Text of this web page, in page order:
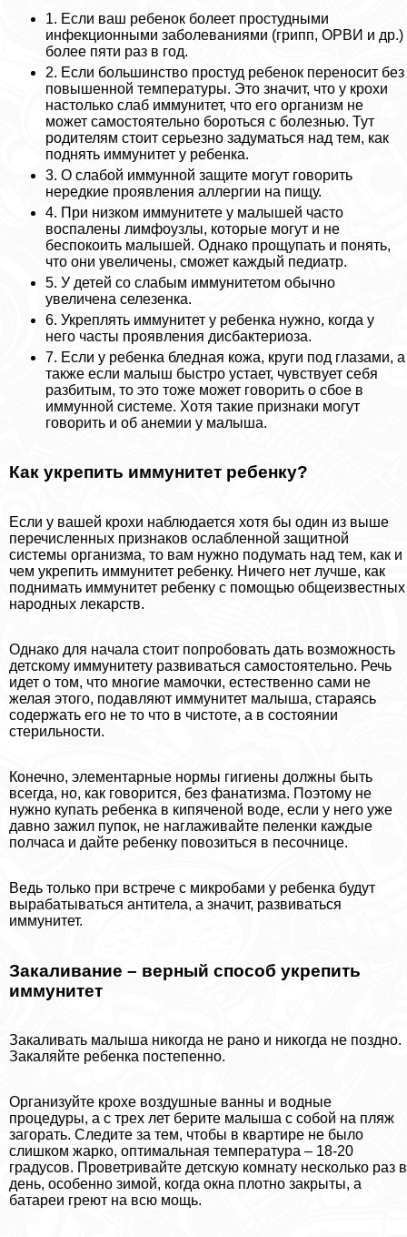
1. Если ваш ребенок болеет простудными
инфекционными заболеваниями (грипп, ОРВИ и др.)
более пяти раз в год.
2. Если большинство простуд ребенок переносит без
повышенной температуры. Это значит, что у крохи
настолько слаб иммунитет, что его организм не
может самостоятельно бороться с болезнью. Тут
родителям стоит серьезно задуматься над тем, как
поднять иммунитет у ребенка.
3. О слабой иммунной защите могут говорить
нередкие проявления аллергии на пищу.
4. При низком иммунитете у малышей часто
воспалены лимфоузлы, которые могут и не
беспокоить малышей. Однако прощупать и понять,
что они увеличены, сможет каждый педиатр.
5. У детей со слабым иммунитетом обычно
увеличена селезенка.
6. Укреплять иммунитет у ребенка нужно, когда у
него часты проявления дисбактериоза.
7. Если у ребенка бледная кожа, круги под глазами, а
также если малыш быстро устает, чувствует себя
разбитым, то это тоже может говорить о сбое в
иммунной системе. Хотя такие признаки могут
говорить и об анемии у малыша.
Как укрепить иммунитет ребенку?
Если у вашей крохи наблюдается хотя бы один из выше
перечисленных признаков ослабленной защитной
системы организма, то вам нужно подумать над тем, как и
чем укрепить иммунитет ребенку. Ничего нет лучше, как
поднимать иммунитет ребенку с помощью общеизвестных
народных лекарств.
Однако для начала стоит попробовать дать возможность
детскому иммунитету развиваться самостоятельно. Речь
идет о том, что многие мамочки, естественно сами не
желая этого, подавляют иммунитет малыша, стараясь
содержать его не то что в чистоте, а в состоянии
стерильности.
Конечно, элементарные нормы гигиены должны быть
всегда, но, как говорится, без фанатизма. Поэтому не
нужно купать ребенка в кипяченой воде, если у него уже
давно зажил пупок, не наглаживайте пеленки каждые
полчаса и дайте ребенку повозиться в песочнице.
Ведь только при встрече с микробами у ребенка будут
выpaбатываться антитела, а значит, развиваться
иммунитет.
Закаливание – верный способ укрепить
иммунитет
Закаливать малыша никогда не рано и никогда не поздно.
Закаляйте ребенка постепенно.
Организуйте крохе воздушные ванны и водные
процедуры, а с трех лет берите малыша с собой на пляж
загорать. Следите за тем, чтобы в квартире не было
слишком жарко, оптимальная температура – 18-20
градусов. Проветривайте детскую комнату несколько раз в
день, особенно зимой, когда окна плотно закрыты, а
батареи греют на всю мощь.